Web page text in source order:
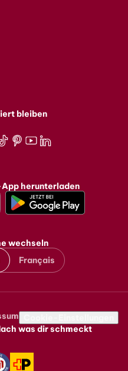
bleiben
herunterladen
wechseln
Français
was dir schmeckt